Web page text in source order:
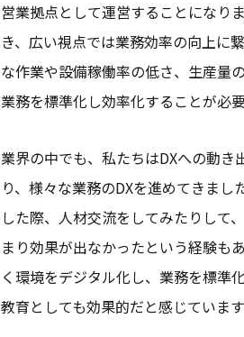
営業拠点として運営することになり
き、広い視点では業務効率の向上に
な作業や設備稼働率の低さ、生産量
業務を標準化し効率化することが必
業界の中でも、私たちはDXへの動
り、様々な業務のDXを進めてきま
した際、人材交流をしてみたりして
まり効果が出なかったという経験も
く環境をデジタル化し、業務を標準
教育としても効果的だと感じています